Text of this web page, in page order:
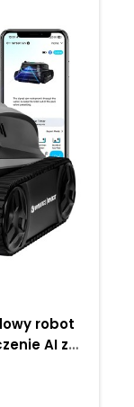
robot
AI z